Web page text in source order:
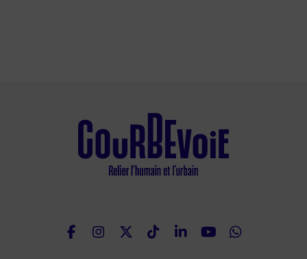
Nous suivre
FacebookInstagramTwitterTikTokLinkedIn